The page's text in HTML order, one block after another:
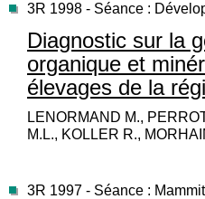
3R 1998 - Séance :
Diagnostic sur la
organique et
élevages de la
LENORMAND M.,
M.L., KOLLER R.,
3R 1997 - Séance :